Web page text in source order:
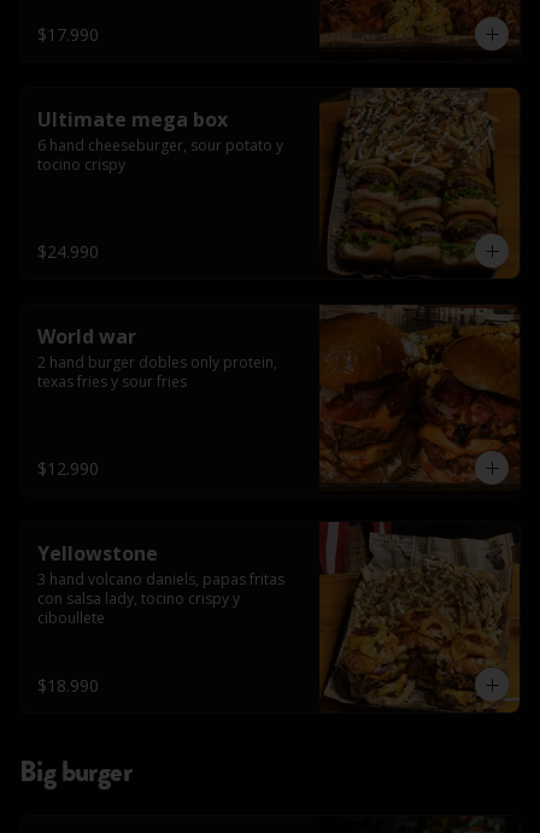
$17.990
Ultimate mega box
6 hand cheeseburger, sour potato y
tocino crispy
$24.990
World war
2 hand burger dobles only protein,
texas fries y sour fries
$12.990
Yellowstone
3 hand volcano daniels, papas fritas
con salsa lady, tocino crispy y
ciboullete
$18.990
Big burger